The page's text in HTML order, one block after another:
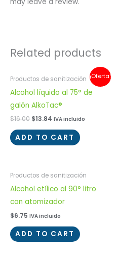
Related products
¡Oferta!
Productos de sanitización
Alcohol líquido al 75° de
galón AlkoTac®
$16.00 $13.84 IVA incluido
ADD TO CART
Productos de sanitización
Alcohol etílico al 90° litro
con atomizador
$6.75 IVA incluido
ADD TO CART